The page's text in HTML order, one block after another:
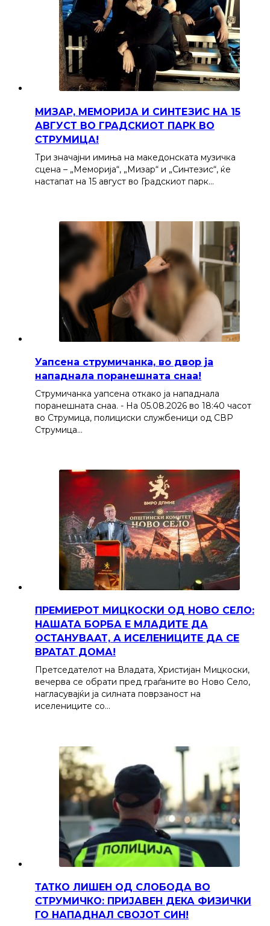
МИЗАР, МЕМОРИЈА И СИНТЕЗИС НА 15
АВГУСТ ВО ГРАДСКИОТ ПАРК ВО
СТРУМИЦА!
Три значајни имиња на македонската музичка
сцена – „Меморија“, „Мизар“ и „Синтезис“, ќе
настапат на 15 август во Градскиот парк…
Уапсена струмичанка, во двор ја
нападнала поранешната снаа!
Струмичанка уапсена откако ја нападнала
поранешната снаа. - На 05.08.2026 во 18:40 часот
во Струмица, полициски службеници од СВР
Струмица…
ПРЕМИЕРОТ МИЦКОСКИ ОД НОВО СЕЛО:
НАШАТА БОРБА Е МЛАДИТЕ ДА
ОСТАНУВААТ, А ИСЕЛЕНИЦИТЕ ДА СЕ
ВРАТАТ ДОМА!
Претседателот на Владата, Христијан Мицкоски,
вечерва се обрати пред граѓаните во Ново Село,
нагласувајќи ја силната поврзаност на
иселениците со…
ТАТКО ЛИШЕН ОД СЛОБОДА ВО
СТРУМИЧКО: ПРИЈАВЕН ДЕКА ФИЗИЧКИ
ГО НАПАДНАЛ СВОЈОТ СИН!